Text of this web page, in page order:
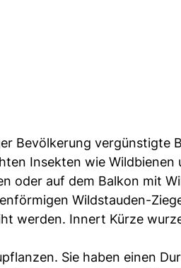
Bevölkerung vergünstigte
Insekten wie Wildbienen
oder auf dem Balkon mit
Wildstauden-
werden. Innert Kürze
Sie haben einen